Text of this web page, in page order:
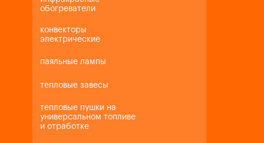
обогреватели
конвекторы
электрические
паяльные лампы
тепловые завесы
тепловые пушки на
универсальном топливе
и отработке